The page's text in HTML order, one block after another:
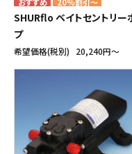
SHURflo ベイトセントリー
プ
希望価格(税別) 20,240円〜